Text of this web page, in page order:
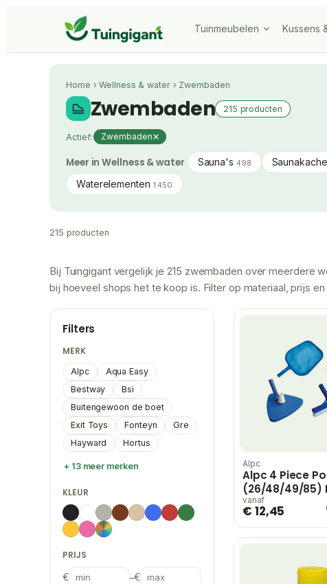
Tuinmeubelen Kussens
Home ›Wellness & water› Zwembaden
Zwembaden 215 producten
Actief: Zwembaden
Meer in Wellness & water Sauna's 498
Waterelementen 1.450
215 producten
Bij Tuingigant vergelijk je 215 zwembaden over meerdere
bij hoeveel shops het te koop is. Filter op materiaal, prijs
Filters
MERK
Alpc
Aqua Easy
Bestway
Bsi
Buitengewoon de boet
Exit Toys
Fonteyn
Gre
Hayward
Hortus
+ 13 meer merken
KLEUR
PRIJS
€ –€
Alpc
Alpc 4 Piece
(26/48/49/85)
vanaf
€ 12,45